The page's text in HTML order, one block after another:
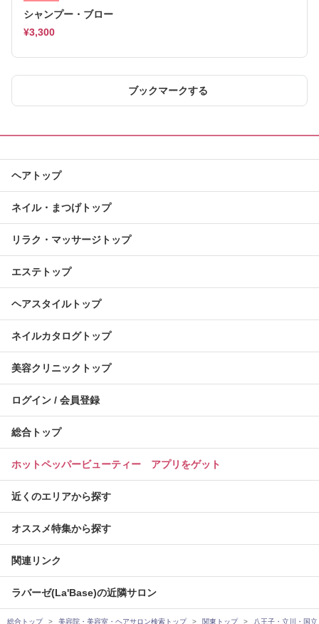
シャンプー・ブロー
¥3,300
ブックマークする
ヘアトップ
ネイル・まつげトップ
リラク・マッサージトップ
エステトップ
ヘアスタイルトップ
ネイルカタログトップ
美容クリニックトップ
ログイン / 会員登録
総合トップ
ホットペッパービューティー アプリをゲット
近くのエリアから探す
オススメ特集から探す
関連リンク
ラバーゼ(La'Base)の近隣サロン
総合トップ 美容院・美容室・ヘアサロン検索トップ 関東トップ 八王子・立川・国